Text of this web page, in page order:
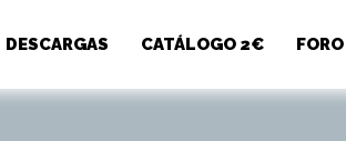
DESCARGAS CATÁLOGO 2€ FORO